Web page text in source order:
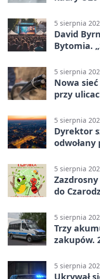
5 sierpnia
David
Bytomia.
5 sierpnia
Nowa
przy
5 sierpnia
Dyrektor
5 sierpnia
do
5 sierpnia
Trzy
zakupów.
5 sierpnia